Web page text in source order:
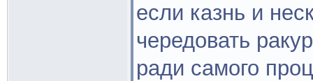
если казнь и
чередовать
ради самого